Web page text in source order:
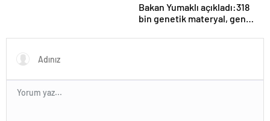
Bakan Yumaklı açıkladı:318
bin genetik materyal, gen
altında